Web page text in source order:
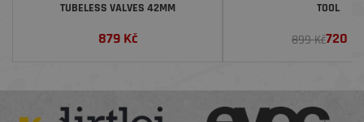
TUBELESS VALVES 42MM
879Kč
TOOL
899 Kč720